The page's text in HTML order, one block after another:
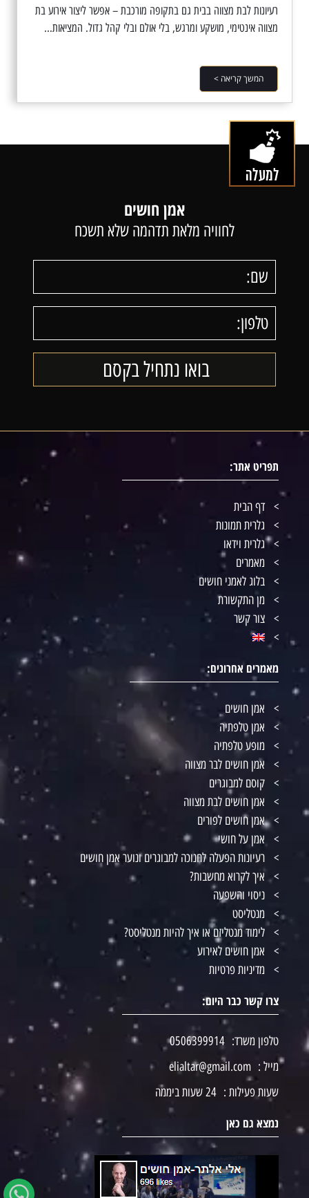
רעיונות לבת מצווה בבית גם בתקופה מורכבת – אפשר ליצור אירוע בת
מצווה אינטימי, מושקע ומרגש, בלי אולם ובלי קהל גדול. המציאות...
המשך קריאה >
אמן חושים
לחוויה מלאת תדהמה שלא תשכח
תפריט אתר:
דף הבית
גלרית תמונות
גלרית וידאו
מאמרים
בלוג לאמני חושים
מן התקשורת
צור קשר
מאמרים אחרונים:
אמן חושים
אמן טלפתיה
מופע טלפתיה
אמן חושים לבר מצווה
קוסם למבוגרים
אמן חושים לבת מצווה
אמן חושים לפורים
אמן על חושי
רעיונות הפעלה לחנוכה למבוגרים ונוער אמן חושים
איך לקרוא מחשבות?
ניסוי והשפעה
מנטליסט
לימוד מנטליזם או איך להיות מנטליסט?
אמן חושים לאירוע
מדיניות פרטיות
צרו קשר כבר היום:
טלפון משרד: 0506399914
מייל : elialtar@gmail.com
שעות פעילות : 24 שעות ביממה
נמצא גם כאן